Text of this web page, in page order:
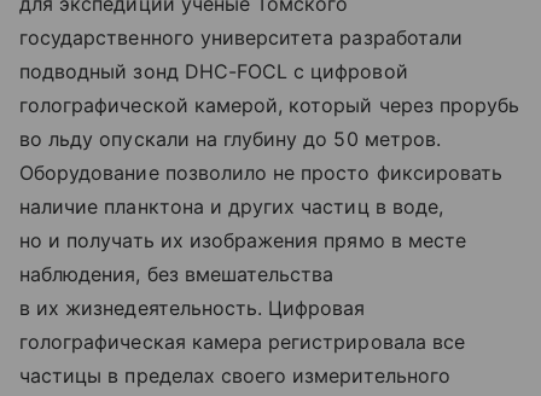
государственного университета разработали
подводный зонд DHC-FOCL с цифровой
голографической камерой, который через прорубь
во льду опускали на глубину до 50 метров.
Оборудование позволило не просто фиксировать
наличие планктона и других частиц в воде,
но и получать их изображения прямо в месте
наблюдения, без вмешательства
в их жизнедеятельность. Цифровая
голографическая камера регистрировала все
частицы в пределах своего измерительного